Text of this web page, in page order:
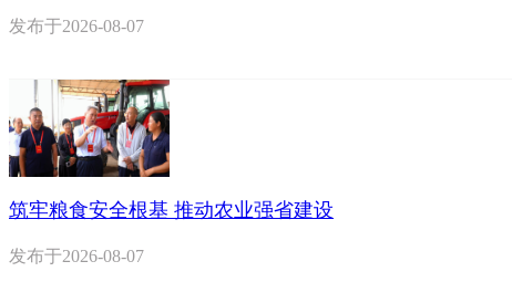
发布于2026-08-07
筑牢粮食安全根基 推动农业强省建设
发布于2026-08-07